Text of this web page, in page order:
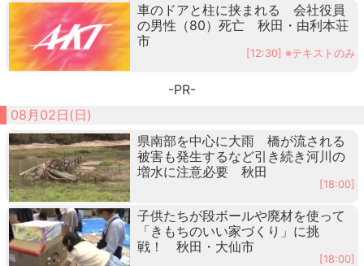
車のドアと柱に挟まれる 会社役員
の男性（80）死亡 秋田・由利本荘
市
[12:30] ※テキストのみ
-PR-
08月02日(日)
県南部を中心に大雨 橋が流される
被害も発生するなど引き続き河川の
増水に注意必要 秋田
[18:00]
子供たちが段ボールや廃材を使って
「きもちのいい家づくり」に挑
戦！ 秋田・大仙市
[18:00]